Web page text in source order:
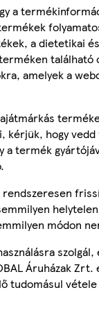
a
a dietetikai
található
amelyek a
kérjük, hogy vedd
a termék
rendszeresen
helytelen
módon
szolgál,
Áruházak Zrt.
tudomásul